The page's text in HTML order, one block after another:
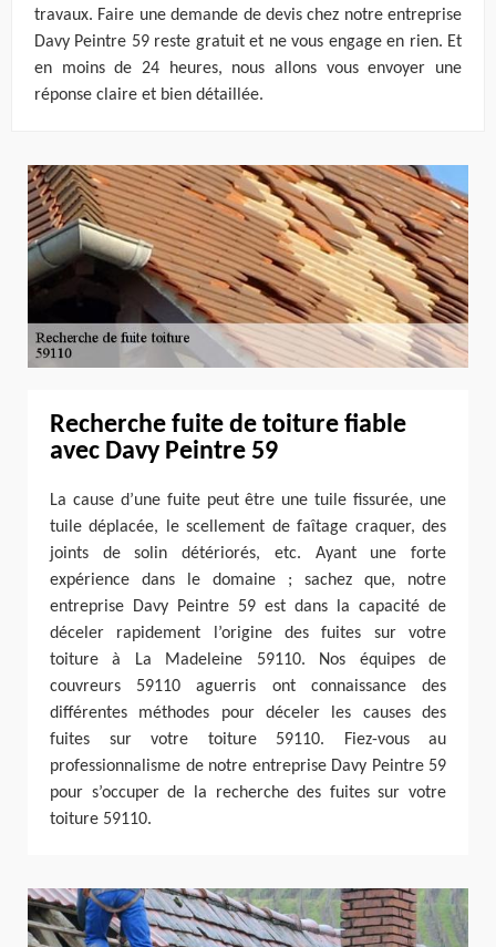
travaux. Faire une demande de devis chez notre entreprise
Davy Peintre 59 reste gratuit et ne vous engage en rien. Et
en moins de 24 heures, nous allons vous envoyer une
réponse claire et bien détaillée.
Recherche fuite de toiture fiable
avec Davy Peintre 59
La cause d’une fuite peut être une tuile fissurée, une
tuile déplacée, le scellement de faîtage craquer, des
joints de solin détériorés, etc. Ayant une forte
expérience dans le domaine ; sachez que, notre
entreprise Davy Peintre 59 est dans la capacité de
déceler rapidement l’origine des fuites sur votre
toiture à La Madeleine 59110. Nos équipes de
couvreurs 59110 aguerris ont connaissance des
différentes méthodes pour déceler les causes des
fuites sur votre toiture 59110. Fiez-vous au
professionnalisme de notre entreprise Davy Peintre 59
pour s’occuper de la recherche des fuites sur votre
toiture 59110.